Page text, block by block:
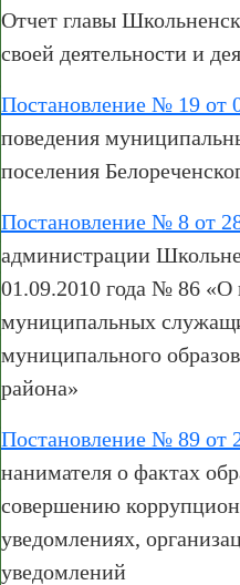
Отчет главы
своей деятельности и
Постановление № 19 от
поведения
поселения
Постановление № 8 от
администрации
01.09.2010 года № 86
муниципальных
муниципального
района»
Постановление № 89 от
нанимателя о фактах
совершению
уведомлениях,
уведомлений